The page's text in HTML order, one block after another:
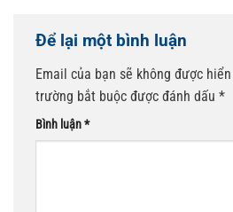
Để lại một bình luận
Email của bạn sẽ không được
trường bắt buộc được đánh dấu *
Bình luận*